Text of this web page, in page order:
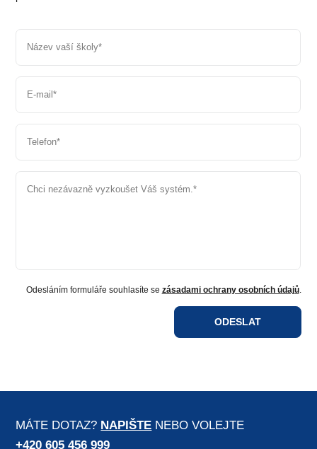
Název vaší školy*
E-mail*
Telefon*
Chci nezávazně vyzkoušet Váš systém.*
Odesláním formuláře souhlasíte se zásadami ochrany osobních údajů.
ODESLAT
MÁTE DOTAZ? NAPIŠTE NEBO VOLEJTE
+420 605 456 999